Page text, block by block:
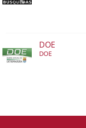
DOE
DOE